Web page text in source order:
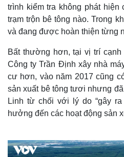
trình kiểm tra không phát
trạm trộn bê tông nào. Trong
và đang được hoàn thiện từng
Bất thường hơn, tại vị trí
Công ty Trần Định xây nhà
cư hơn, vào năm 2017 cũng
sản xuất bê tông tươi nhưng
Linh từ chối với lý do “gây
hưởng đến các hoạt động sản